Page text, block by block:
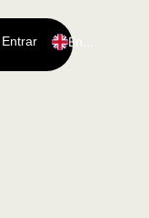
Entrar